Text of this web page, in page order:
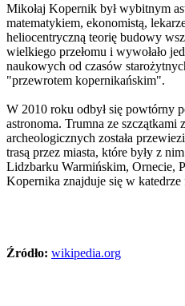
Mikołaj Kopernik był wybitnym
matematykiem, ekonomistą,
heliocentryczną teorię budowy
wielkiego przełomu i wywołało
naukowych od czasów
"przewrotem kopernikańskim".
W 2010 roku odbył się powtórny
astronoma. Trumna ze szczątkami
archeologicznych została
trasą przez miasta, które były z
Lidzbarku Warmińskim, Ornecie,
Kopernika znajduje się w
Źródło: wikipedia.org